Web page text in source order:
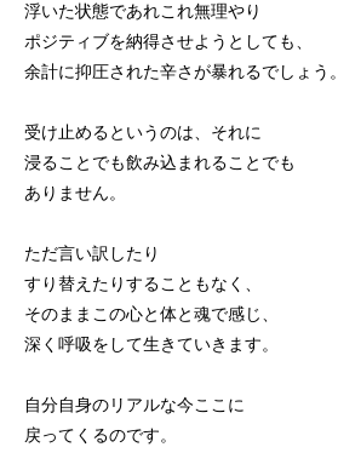
浮いた状態であれこれ無理やり
ポジティブを納得させようとしても、
余計に抑圧された辛さが暴れるでしょう。
受け止めるというのは、それに
浸ることでも飲み込まれることでも
ありません。
ただ言い訳したり
すり替えたりすることもなく、
そのままこの心と体と魂で感じ、
深く呼吸をして生きていきます。
自分自身のリアルな今ここに
戻ってくるのです。